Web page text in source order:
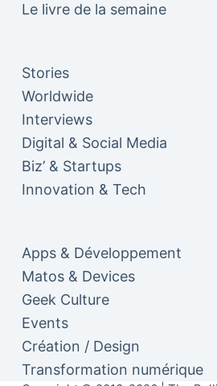
Le livre de la semaine
Stories
Worldwide
Interviews
Digital & Social Media
Biz’ & Startups
Innovation & Tech
Apps & Développement
Matos & Devices
Geek Culture
Events
Création / Design
Transformation numérique